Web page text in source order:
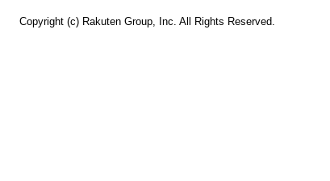
Copyright (c) Rakuten Group, Inc. All Rights Reserved.